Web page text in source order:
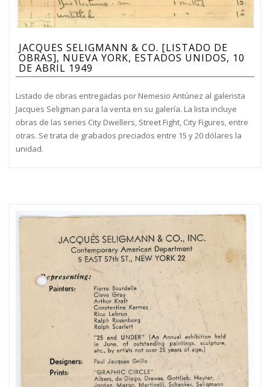
JACQUES SELIGMANN & CO. [LISTADO DE
OBRAS], NUEVA YORK, ESTADOS UNIDOS, 10
DE ABRIL 1949
Listado de obras entregadas por Nemesio Antúnez al galerista
Jacques Seligman para la venta en su galería. La lista incluye
obras de las series City Dwellers, Street Fight, City Figures, entre
otras. Se trata de grabados preciados entre 15 y 20 dólares la
unidad.